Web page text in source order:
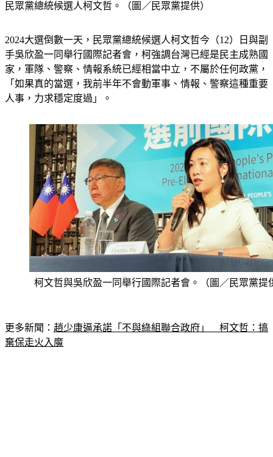
民眾黨總統候選人柯文哲。（圖／民眾黨提供）
2024大選倒數一天，民眾黨總統候選人柯文哲今（12）日與副
手吳欣盈一同舉行國際記者會，柯強調台灣已經是民主成熟國
家，軍隊、警察、情報系統已經相當中立，不屬於任何政黨，
「如果真的當選，我前半年不會動軍事、情報、警察這種重要
人事，力求穩定度過」。
柯文哲與吳欣盈一同舉行國際記者會。（圖／民眾黨提
更多新聞： 趙少康逼承諾「不與綠組聯合政府」　柯文哲：搞
棄保走火入魔